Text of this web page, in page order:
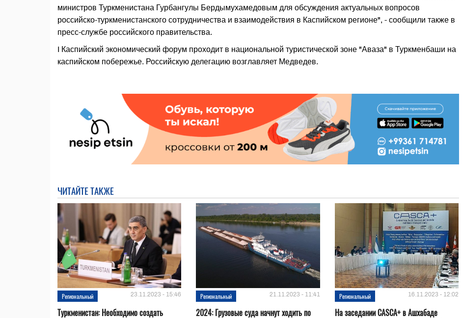
министров Туркменистана Гурбангулы Бердымухамедовым для обсуждения актуальных вопросов
российско-туркменистанского сотрудничества и взаимодействия в Каспийском регионе", - сообщили также в
пресс-службе российского правительства.
I Каспийский экономический форум проходит в национальной туристической зоне "Аваза" в Туркменбаши на
каспийском побережье. Российскую делегацию возглавляет Медведев.
ЧИТАЙТЕ ТАКЖЕ
Региональный 23.11.2023 - 15:46
Туркменистан: Необходимо создать
Региональный 21.11.2023 - 11:41
2024: Грузовые суда начнут ходить по
Региональный 16.11.2023 - 12:02
На заседании CASCA+ в Ашхабаде